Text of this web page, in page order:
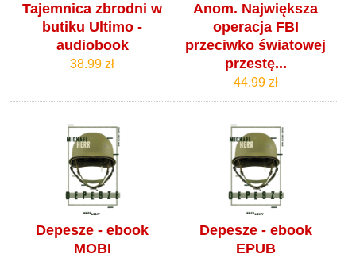
Tajemnica zbrodni w
butiku Ultimo -
audiobook
38.99 zł
Anom. Największa
operacja FBI
przeciwko światowej
przestę...
44.99 zł
Depesze - ebook
MOBI
Depesze - ebook
EPUB